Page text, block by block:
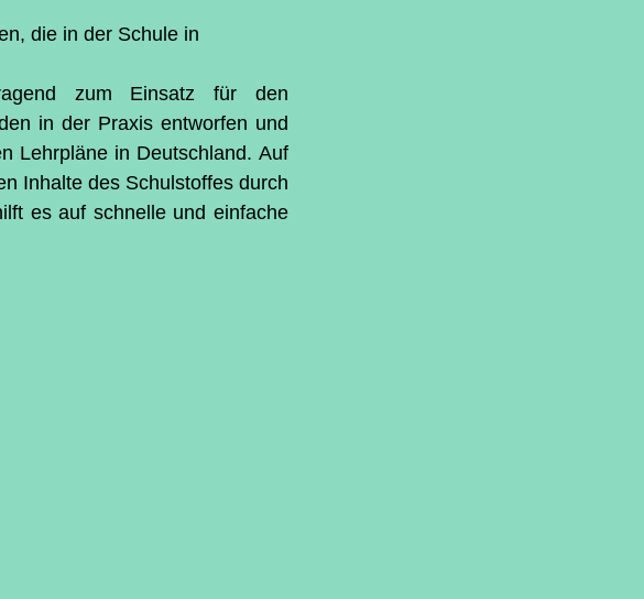
die in der Schule in
zum Einsatz für den
in der Praxis entworfen und
Lehrpläne in Deutschland. Auf
Inhalte des Schulstoffes durch
es auf schnelle und einfache